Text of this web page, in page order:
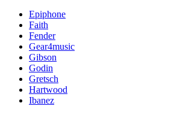
Epiphone
Faith
Fender
Gear4music
Gibson
Godin
Gretsch
Hartwood
Ibanez